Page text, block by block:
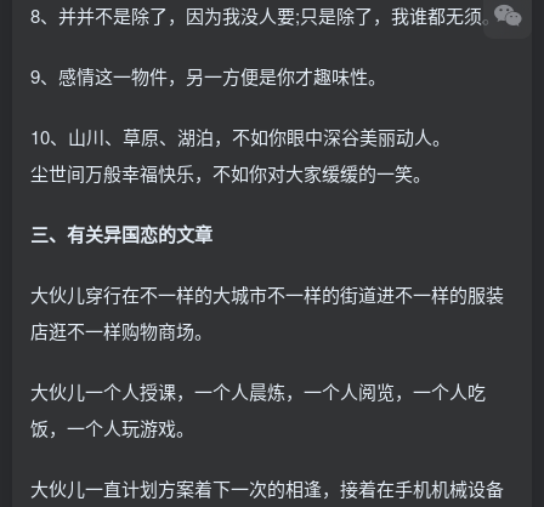
8、并并不是除了，因为我没人要;只是除了，我谁都无须。
9、感情这一物件，另一方便是你才趣味性。
10、山川、草原、湖泊，不如你眼中深谷美丽动人。
尘世间万般幸福快乐，不如你对大家缓缓的一笑。
三、有关异国恋的文章
大伙儿穿行在不一样的大城市不一样的街道进不一样的服装
店逛不一样购物商场。
大伙儿一个人授课，一个人晨炼，一个人阅览，一个人吃
饭，一个人玩游戏。
大伙儿一直计划方案着下一次的相逢，接着在手机机械设备